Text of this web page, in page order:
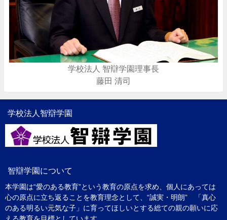
学校法人 智辯学園理事長
藤田 清司
学校法人智辯学園
智辯学園について
本学園は“愛のある教育”という教育の原点を求め、個人にあっては
心の原点に立ち返ることを教育理念として、“誠実・明朗” 「真心
のある明るい元気な子」に育ってほしいとする総ての親の願いに応